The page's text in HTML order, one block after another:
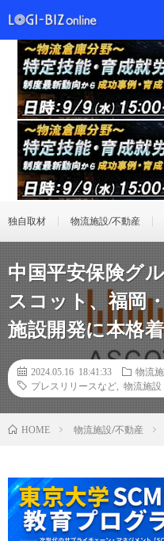
独自取材 物流施設/不動産
中国平安保険グ
スコット、福岡
施設開発に本格
2024.05.16 18:41:33
物流
プレスリリースなど
物流施設
HOME 物流施設/不動産